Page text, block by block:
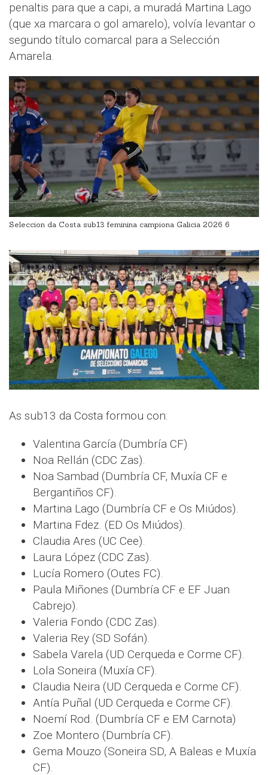
penaltis para que a capi, a muradá Martina Lago
(que xa marcara o gol amarelo), volvía levantar o
segundo título comarcal para a Selección
Amarela.
Seleccion da Costa sub13 feminina campiona Galicia 2026 6
As sub13 da Costa formou con:
Valentina García (Dumbría CF)
Noa Rellán (CDC Zas).
Noa Sambad (Dumbría CF, Muxía CF e
Bergantiños CF).
Martina Lago (Dumbría CF e Os Miúdos).
Martina Fdez. (ED Os Miúdos).
Claudia Ares (UC Cee).
Laura López (CDC Zas).
Lucía Romero (Outes FC).
Paula Miñones (Dumbría CF e EF Juan
Cabrejo).
Valeria Fondo (CDC Zas).
Valeria Rey (SD Sofán).
Sabela Varela (UD Cerqueda e Corme CF).
Lola Soneira (Muxía CF).
Claudia Neira (UD Cerqueda e Corme CF).
Antía Puñal (UD Cerqueda e Corme CF).
Noemí Rod. (Dumbría CF e EM Carnota)
Zoe Montero (Dumbría CF).
Gema Mouzo (Soneira SD, A Baleas e Muxía
CF).